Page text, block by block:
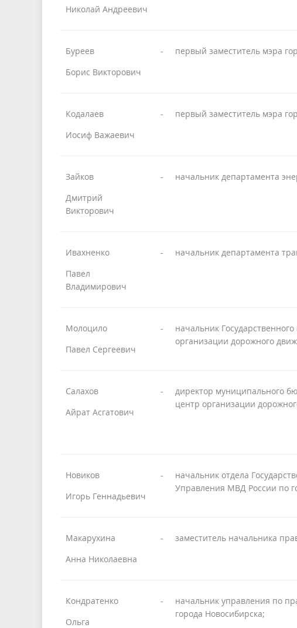
Николай Андреевич
Буреев
Борис Викторович
- первый заместитель мэра
Кодалаев
Иосиф Важаевич
- первый заместитель мэра
Зайков
Дмитрий
Викторович
- начальник департамента
Ивахненко
Павел
Владимирович
- начальник департамента
Молоцило
Павел Сергеевич
-
начальник
организации дорожного
Салахов
Айрат Асгатович
-
директор муниципального
центр организации
Новиков
Игорь Геннадьевич
-
начальник отдела
Управления МВД России по
Макарухина
Анна Николаевна
- заместитель начальника
Кондратенко
Ольга
-
начальник управления по
города Новосибирска;